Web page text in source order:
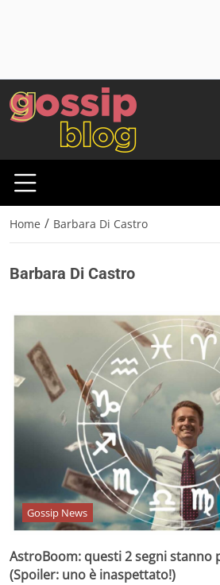
Home / Barbara Di Castro
Barbara Di Castro
Gossip News
AstroBoom: questi 2 segni stanno
(Spoiler: uno è inaspettato!)